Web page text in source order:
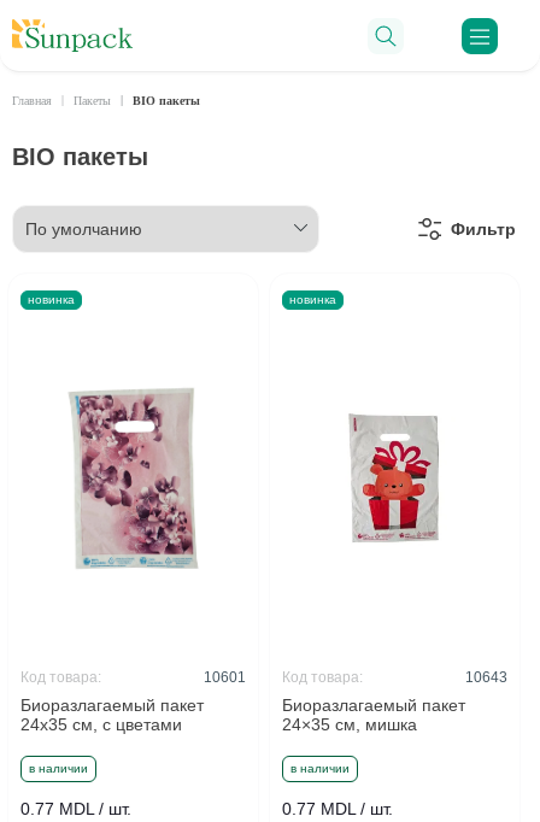
Главная Пакеты BIO пакеты
BIO пакеты
Фильтр
новинка
в наличии
Биоразлагаемый пакет
24x35 см, с цветами
Код товара: 10601
0.77 MDL / шт.
новинка
в наличии
Биоразлагаемый пакет
24×35 см, мишка
Код товара: 10643
0.77 MDL / шт.